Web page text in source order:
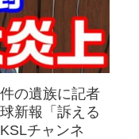
の遺族に記者
新報「訴える
チャンネ